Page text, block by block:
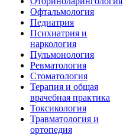
Офтальмология
Педиатрия
Психиатрия и
наркология
Пульмонология
Ревматология
Стоматология
Терапия и общая
врачебная практика
Токсикология
Травматология и
ортопедия